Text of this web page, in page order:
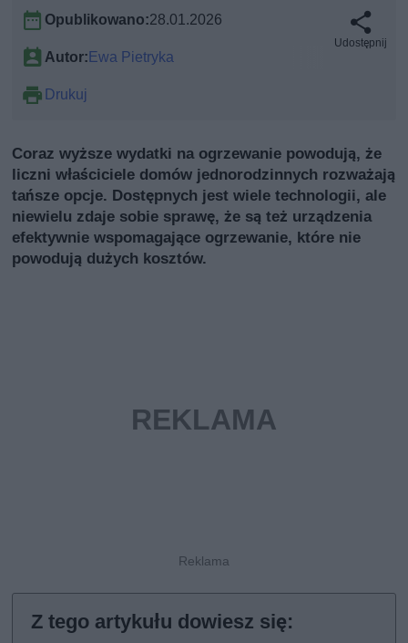
Opublikowano:28.01.2026
Autor:Ewa Pietryka
Drukuj
Udostępnij
Coraz wyższe wydatki na ogrzewanie powodują, że
liczni właściciele domów jednorodzinnych rozważają
tańsze opcje. Dostępnych jest wiele technologii, ale
niewielu zdaje sobie sprawę, że są też urządzenia
efektywnie wspomagające ogrzewanie, które nie
powodują dużych kosztów.